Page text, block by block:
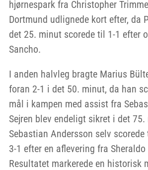
hjørnespark fra Christopher
Dortmund udlignede kort efter, da
det 25. minut scorede til 1-1 efter
Sancho.
I anden halvleg bragte Marius
foran 2-1 i det 50. minut, da han
mål i kampen med assist fra
Sejren blev endeligt sikret i det
Sebastian Andersson selv
3-1 efter en aflevering fra Sheraldo
Resultatet markerede en historisk